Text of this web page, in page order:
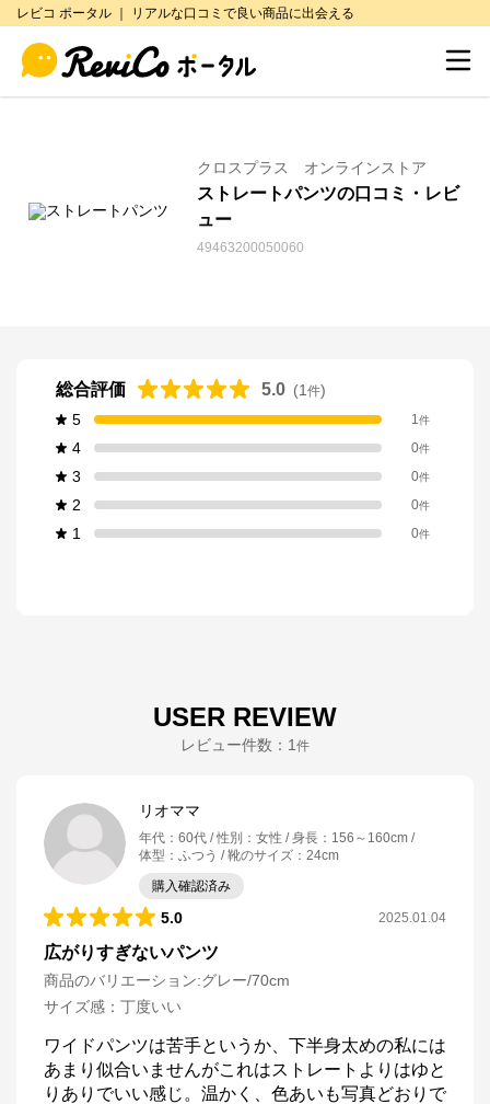
レビコ ポータル ｜ リアルな口コミで良い商品に出会える
クロスプラス オンラインストア
ストレートパンツの口コミ・レビ
ュー
49463200050060
総合評価 5.0 (1 件)
5
1件
4 0件
3 0件
2 0件
1 0件
USER REVIEW
レビュー件数： 1 件
リオママ
年代 ： 60代 性別 ： 女性 身長 ： 156～160cm
体型 ： ふつう 靴のサイズ ： 24cm
購入確認済み
5.0 2025.01.04
広がりすぎないパンツ
商品のバリエーション:グレー/70cm
サイズ感 ： 丁度いい
ワイドパンツは苦手というか、下半身太めの私には
あまり似合いませんがこれはストレートよりはゆと
りありでいい感じ。温かく、色あいも写真どおりで